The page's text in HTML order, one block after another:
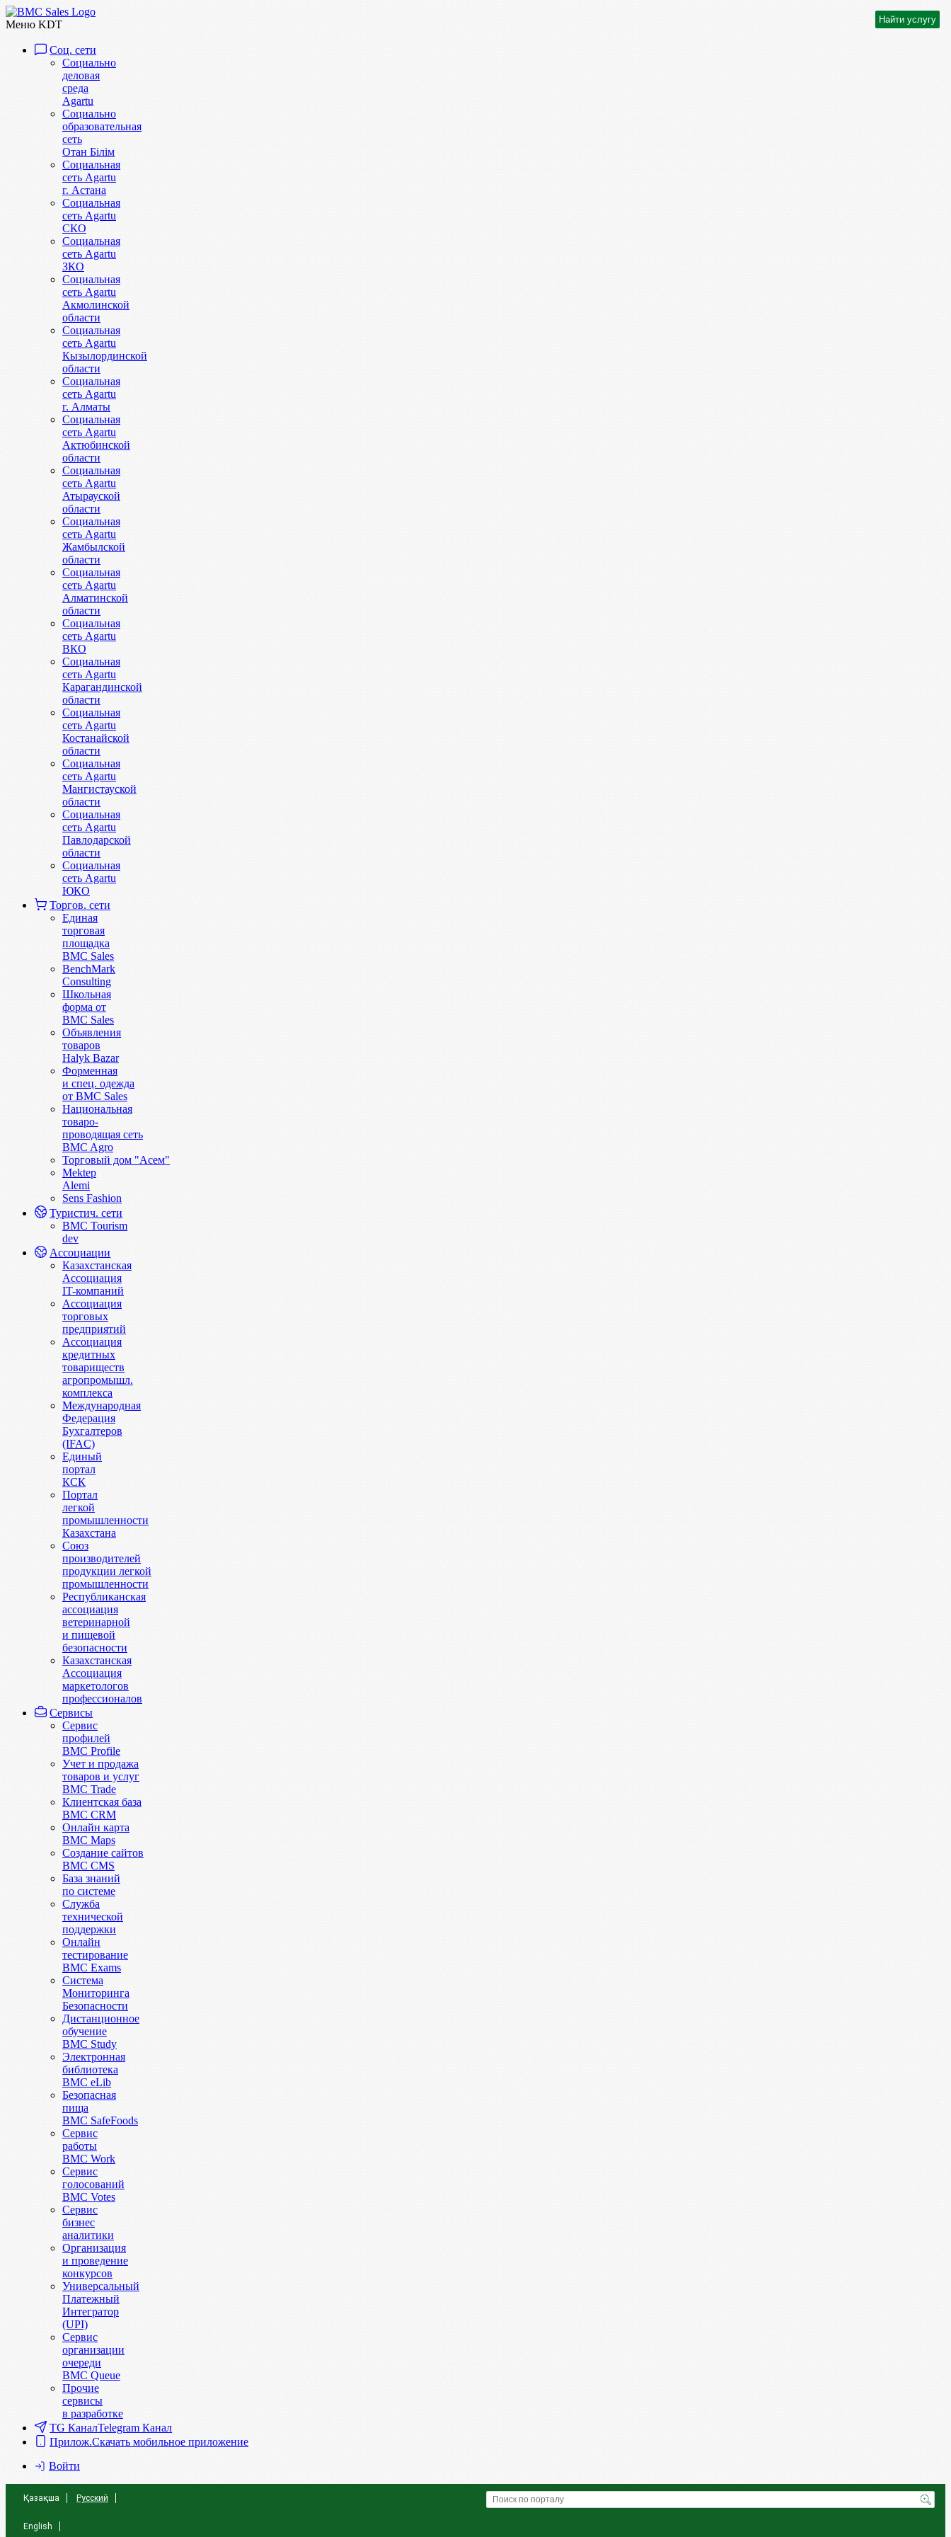
Меню KDT
Соц. сети
Социально
деловая
среда
Agartu
Социально
образовательная
сеть
Отан Бiлiм
Социальная
сеть Agartu
г. Астана
Социальная
сеть Agartu
СКО
Социальная
сеть Agartu
ЗКО
Социальная
сеть Agartu
Акмолинской
области
Социальная
сеть Agartu
Кызылординской
области
Социальная
сеть Agartu
г. Алматы
Социальная
сеть Agartu
Актюбинской
области
Социальная
сеть Agartu
Атырауской
области
Социальная
сеть Agartu
Жамбылской
области
Социальная
сеть Agartu
Алматинской
области
Социальная
сеть Agartu
ВКО
Социальная
сеть Agartu
Карагандинской
области
Социальная
сеть Agartu
Костанайской
области
Социальная
сеть Agartu
Мангистауской
области
Социальная
сеть Agartu
Павлодарской
области
Социальная
сеть Agartu
ЮКО
Торгов. сети
Единая
торговая
площадка
BMC Sales
BenchMark
Consulting
Школьная
форма от
BMC Sales
Объявления
товаров
Halyk Bazar
Форменная
и спец. одежда
от BMC Sales
Национальная
товаро-
проводящая сеть
BMC Agro
Торговый дом "Асем"
Mektep
Alemi
Sens Fashion
Туристич. сети
BMC Tourism
dev
Ассоциации
Казахстанская
Ассоциация
IT-компаний
Ассоциация
торговых
предприятий
Ассоциация
кредитных
товариществ
агропромышл.
комплекса
Международная
Федерация
Бухгалтеров
(IFAC)
Единый
портал
КСК
Портал
легкой
промышленности
Казахстана
Союз
производителей
продукции легкой
промышленности
Республиканская
ассоциация
ветеринарной
и пищевой
безопасности
Казахстанская
Ассоциация
маркетологов
профессионалов
Сервисы
Сервис
профилей
BMC Profile
Учет и продажа
товаров и услуг
BMC Trade
Клиентская база
BMC CRM
Онлайн карта
BMC Maps
Создание сайтов
BMC CMS
База знаний
по системе
Служба
технической
поддержки
Онлайн
тестирование
BMC Exams
Система
Мониторинга
Безопасности
Дистанционное
обучение
BMC Study
Электронная
библиотека
BMC eLib
Безопасная
пища
BMC SafeFoods
Сервис
работы
BMC Work
Сервис
голосований
BMC Votes
Сервис
бизнес
аналитики
Организация
и проведение
конкурсов
Универсальный
Платежный
Интегратор
(UPI)
Сервис
организации
очереди
BMC Queue
Прочие
сервисы
в разработке
TG КаналTelegram Канал
Прилож.Скачать мобильное приложение
Войти
Қазақша Русский
English